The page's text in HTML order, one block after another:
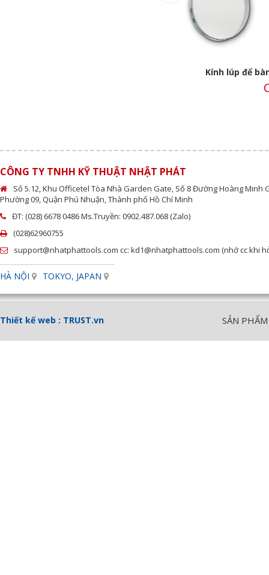
Kính lúp để
CÔNG TY TNHH KỸ THUẬT NHẬT PHÁT
Số 5.12, Khu Officetel Tòa Nhà Garden Gate, Số 8 Đường Hoàng Minh
Phường 09, Quận Phú Nhuận, Thành phố Hồ Chí Minh
ĐT: (028) 6678 0486 Ms.Truyền: 0902.487.068 (Zalo)
(028)62960755
support@nhatphattools.com cc: kd1@nhatphattools.com (nhớ cc khi
HÀ NỘI TOKYO, JAPAN
Thiết kế web : TRUST.vn SẢN PHẨM